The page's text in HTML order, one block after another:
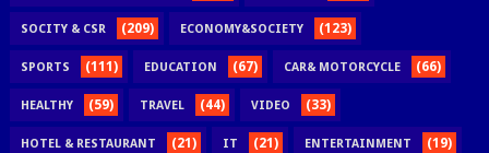
SOCITY & CSR (209) ECONOMY&SOCIETY (123)
SPORTS (111) EDUCATION (67) CAR& MOTORCYCLE (66)
HEALTHY (59) TRAVEL (44) VIDEO (33)
HOTEL & RESTAURANT (21) IT (21) ENTERTAINMENT (19)